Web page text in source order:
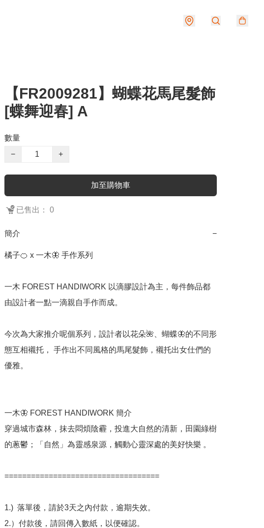
【FR2009281】蝴蝶花馬尾髮飾
[蝶舞迎春] A
數量
−
+
加至購物車
已售出： 0
簡介 −
橘子🍊 x 一木🦋 手作系列
一木 FOREST HANDIWORK 以滴膠設計為主，每件飾品都
由設計者一點一滴親自手作而成。
今次為大家推介呢個系列，設計者以花朵🌺、蝴蝶🦋的不同形
態互相襯托， 手作出不同風格的馬尾髮飾，襯托出女仕們的
優雅。
一木🦋 FOREST HANDIWORK 簡介
穿過城市森林，抹去悶煩陰霾，投進大自然的清新，田園綠樹
的蔥鬱；「自然」為靈感泉源，觸動心靈深處的美好快樂 。
===================================
1.)  落單後，請於3天之內付款，逾期失效。
2.）付款後，請回傳入數紙，以便確認。